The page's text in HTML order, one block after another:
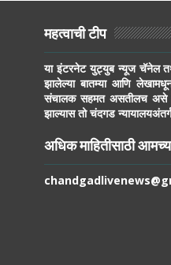
महत्वाची टीप
या इंटरनेट युट्युब न्यूज चॅनेल
झालेल्या बातम्या आणि
संचालक सहमत असतीलच असे
झाल्यास तो चंदगड
अधिक माहितीसाठी